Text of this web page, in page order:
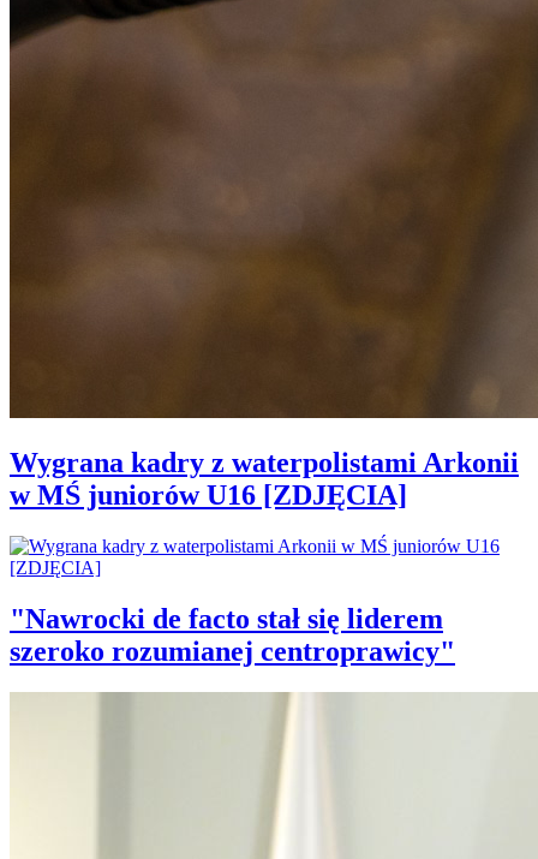
Wygrana kadry z waterpolistami Arkonii
w MŚ juniorów U16 [ZDJĘCIA]
"Nawrocki de facto stał się liderem
szeroko rozumianej centroprawicy"